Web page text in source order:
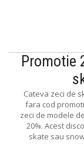
Promotie
Cateva zeci de
fara cod
zeci de modele
20%. Acest
skate sau